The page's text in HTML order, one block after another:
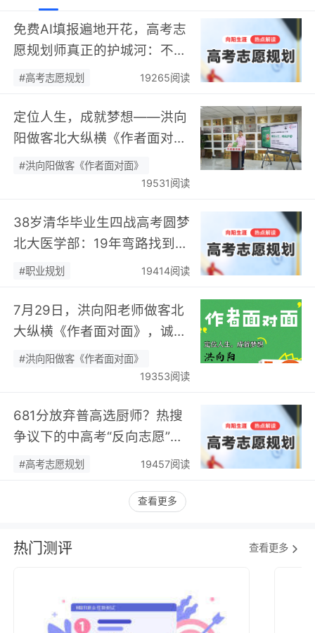
免费AI填报遍地开花，高考志
愿规划师真正的护城河：不靠
数据，靠“人”…
#高考志愿规划 19265阅读
定位人生，成就梦想——洪向
阳做客北大纵横《作者面对
面》开展职业规划专题分享…
#洪向阳做客《作者面对面》
19531阅读
38岁清华毕业生四战高考圆梦
北大医学部：19年弯路找到终
身热爱，可幸又可惜！…
#职业规划 19414阅读
7月29日，洪向阳老师做客北
大纵横《作者面对面》，诚邀
您现场相聚！…
#洪向阳做客《作者面对面》
19353阅读
681分放弃普高选厨师？热搜
争议下的中高考“反向志愿”
潮，藏着职业规划新逻辑…
#高考志愿规划 19457阅读
查看更多
热门测评 查看更多